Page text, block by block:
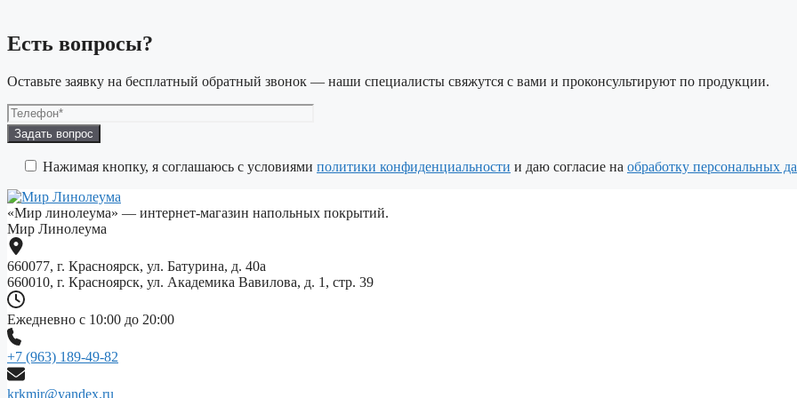
Есть вопросы?
Оставьте заявку на бесплатный обратный звонок — наши специалисты свяжутся с вами и проконсультируют по продукции.
Оставьте
это
поле Нажимая кнопку, я соглашаюсь с условиями политики конфиденциальности и даю согласие на обработку персональных
«Мир линолеума» — интернет-магазин напольных покрытий.
Мир Линолеума
660077, г. Красноярск, ул. Батурина, д. 40а
660010, г. Красноярск, ул. Академика Вавилова, д. 1, стр. 39
Ежедневно с 10:00 до 20:00
+7 (963) 189-49-82
krkmir@yandex.ru